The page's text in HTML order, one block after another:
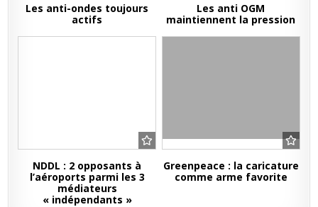
Les anti-ondes toujours
actifs
Les anti OGM
maintiennent la pression
NDDL : 2 opposants à
l’aéroports parmi les 3
médiateurs
« indépendants »
Greenpeace : la caricature
comme arme favorite